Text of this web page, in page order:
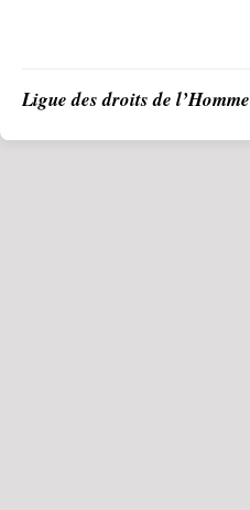
Ligue des droits de l’Homme